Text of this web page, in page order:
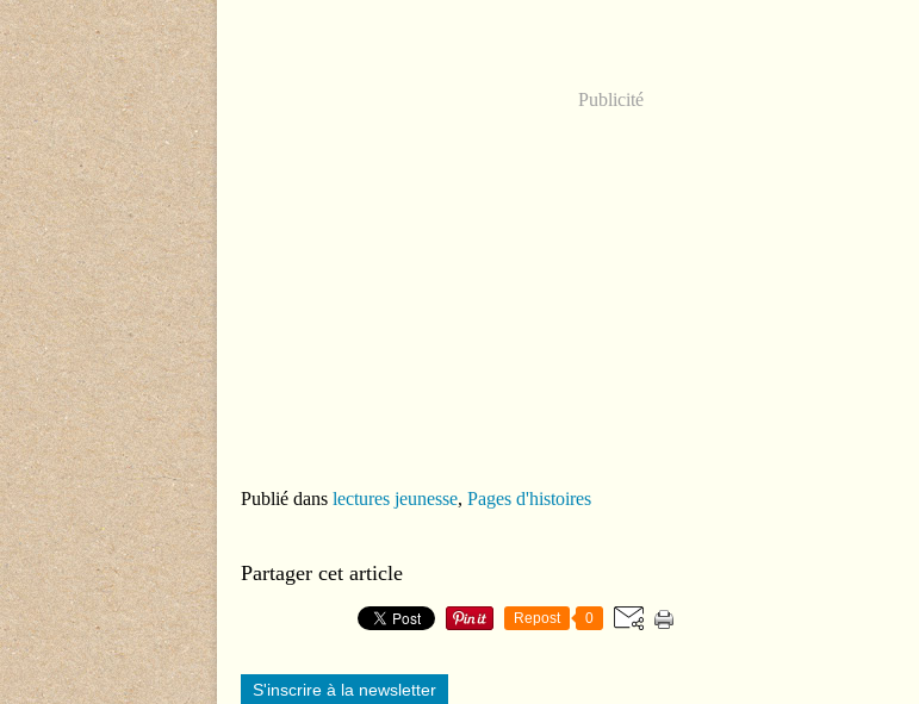
Publicité
Publié dans lectures jeunesse, Pages d'histoires
Partager cet article
Repost 0
S'inscrire à la newsletter